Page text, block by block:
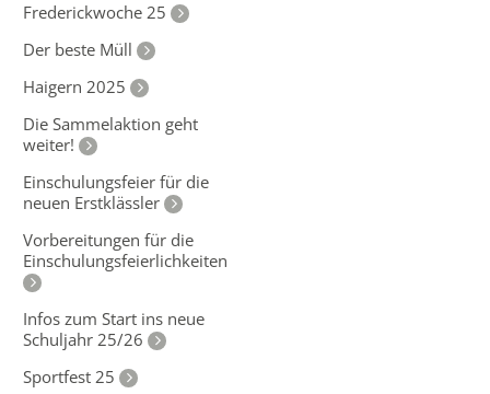
Frederickwoche 25
Der beste Müll
Haigern 2025
Die Sammelaktion geht
weiter!
Einschulungsfeier für die
neuen Erstklässler
Vorbereitungen für die
Einschulungsfeierlichkeiten
Infos zum Start ins neue
Schuljahr 25/26
Sportfest 25